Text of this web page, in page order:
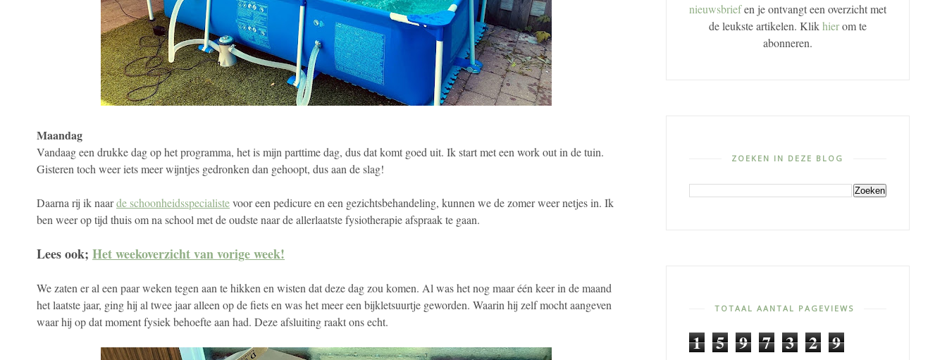
Maandag
Vandaag een drukke dag op het programma, het is mijn parttime dag, dus dat komt goed uit. Ik start met een work out in de tuin.
Gisteren toch weer iets meer wijntjes gedronken dan gehoopt, dus aan de slag!
Daarna rij ik naarde schoonheidsspecialistevoor een pedicure en een gezichtsbehandeling, kunnen we de zomer weer netjes in. Ik
ben weer op tijd thuis om na school met de oudste naar de allerlaatste fysiotherapie afspraak te gaan.
Lees ook; Het weekoverzicht van vorige week!
We zaten er al een paar weken tegen aan te hikken en wisten dat deze dag zou komen. Al was het nog maar één keer in de maand
het laatste jaar, ging hij al twee jaar alleen op de fiets en was het meer een bijkletsuurtje geworden. Waarin hij zelf mocht aangeven
waar hij op dat moment fysiek behoefte aan had. Deze afsluiting raakt ons echt.
nieuwsbriefen je ontvangt een overzicht met
de leukste artikelen. Klikhierom te
abonneren.
ZOEKEN IN DEZE BLOG
TOTAAL AANTAL PAGEVIEWS
1 5 9 7 3 2 9